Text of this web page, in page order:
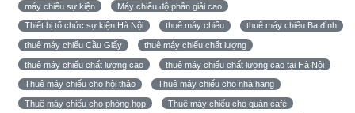
máy chiếu sự kiện Máy chiếu độ phân giải cao
Thiết bị tổ chức sự kiện Hà Nội thuê máy chiếu thuê máy chiếu Ba đình
thuê máy chiếu Cầu Giấy thuê máy chiếu chất lượng
thuê máy chiếu chất lượng cao thuê máy chiếu chất lượng cao tại Hà Nội
Thuê máy chiếu cho hội thảo Thuê máy chiếu cho nhà hang
Thuê máy chiếu cho phòng họp Thuê máy chiếu cho quán café